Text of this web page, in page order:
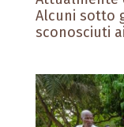
Alcuni sotto
sconosciuti